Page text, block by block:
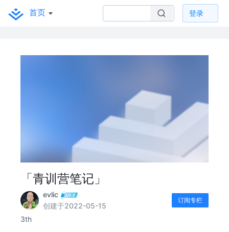
首页 登录
「青训营笔记」
evlic
创建于2022-05-15
订阅专栏
3th